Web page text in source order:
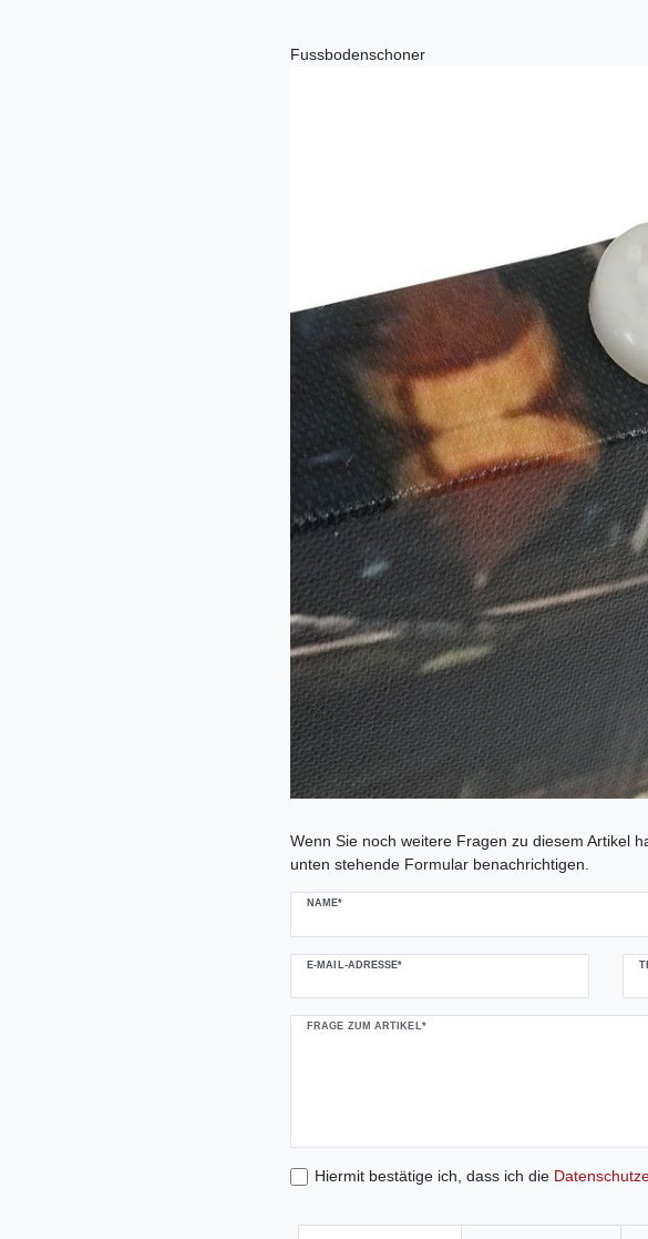
Fussbodenschoner
Wenn Sie noch weitere Fragen zu diesem Artikel
unten stehende Formular benachrichtigen.
NAME*
E-MAIL-ADRESSE*
FRAGE ZUM ARTIKEL*
Hiermit bestätige ich, dass ich die